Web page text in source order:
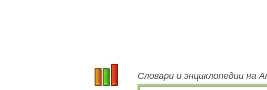
Словари и энциклопедии на